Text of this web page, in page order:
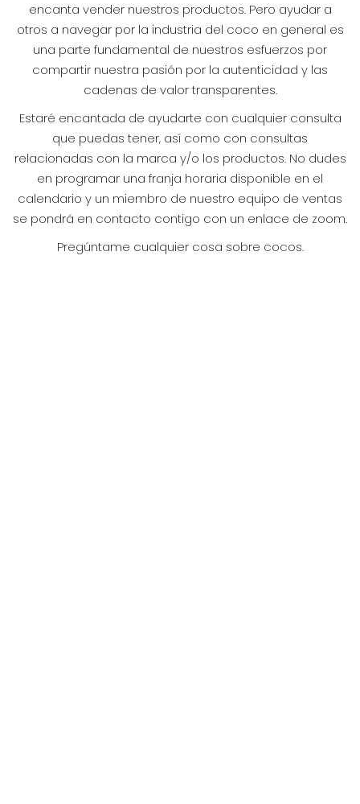
encanta vender nuestros productos. Pero ayudar a
otros a navegar por la industria del coco en general es
una parte fundamental de nuestros esfuerzos por
compartir nuestra pasión por la autenticidad y las
cadenas de valor transparentes.
Estaré encantada de ayudarte con cualquier consulta
que puedas tener, así como con consultas
relacionadas con la marca y/o los productos. No dudes
en programar una franja horaria disponible en el
calendario y un miembro de nuestro equipo de ventas
se pondrá en contacto contigo con un enlace de zoom.
Pregúntame cualquier cosa sobre cocos.